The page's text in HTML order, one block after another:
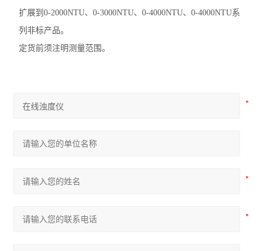
扩展到0-2000NTU、0-3000NTU、0-4000NTU、0-4000NTU系
列非标产品。
定货前须注明测量范围。